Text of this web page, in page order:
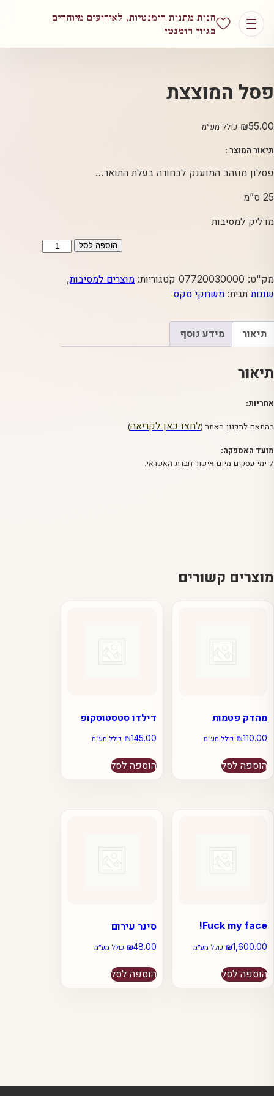
חנות מתנות רומנטיות, לאירועים מיוחדים
בגוון רומנטי
פסל המוצצת
₪55.00 כולל מע״מ
תיאור המוצר :
פסלון מוזהב המוענק לבחורה בעלת התואר…
25 ס”מ
מדליק למסיבות
כמות
פסל
הוספה לסל
מק"ט: 07720030000 קטגוריות: מוצרים למסיבות,
שונות תגית: משחקי סקס
תיאור מידע נוסף
תיאור
אחריות:
בהתאם לתקנון האתר (לחצו כאן לקריאה)
מועד האספקה:
7 ימי עסקים מיום אישור חברת האשראי.
מוצרים קשורים
דילדו סטסטוסקופ
₪145.00 כולל מע״מ
הוספה לסל
מהדק פטמות
₪110.00 כולל מע״מ
הוספה לסל
סינר עירום
₪48.00 כולל מע״מ
הוספה לסל
Fuck my face!
₪1,600.00 כולל מע״מ
הוספה לסל